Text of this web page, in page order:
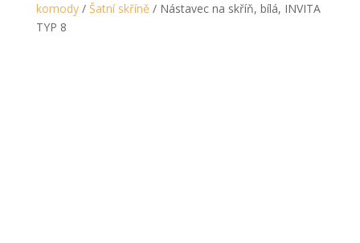
komody/ Šatní skříně / Nástavec na skříň, bílá, INVITA
TYP 8